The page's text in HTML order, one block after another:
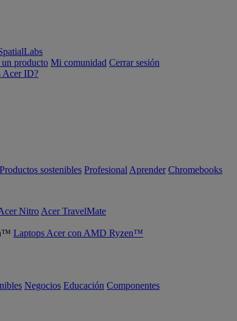
producto Mi comunidad Cerrar sesión
Acer ID?
Productos sostenibles Profesional Aprender Chromebooks
Nitro Acer TravelMate
Laptops Acer con AMD Ryzen™
Negocios Educación Componentes